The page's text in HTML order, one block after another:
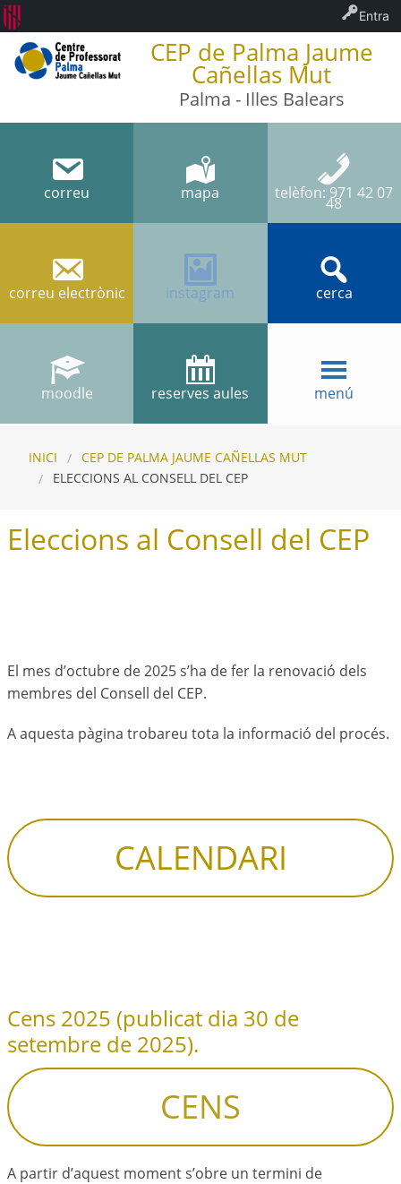
CEP de Palma Jaume
Cañellas Mut
Palma - Illes Balears
correu mapa telèfon: 971 42 07
48
correu electrònic instagram cerca
moodle reserves aules menú
INICI
CEP DE PALMA JAUME CAÑELLAS MUT
ELECCIONS AL CONSELL DEL CEP
Eleccions al Consell del CEP
El mes d’octubre de 2025 s’ha de fer la renovació dels
membres del Consell del CEP.
A aquesta pàgina trobareu tota la informació del procés.
CALENDARI
Cens 2025 (publicat dia 30 de
setembre de 2025).
CENS
A partir d’aquest moment s’obre un termini de
Entra